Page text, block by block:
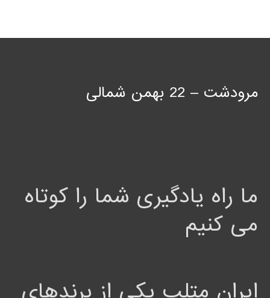
مرودشت – 22 بهمن شمالی
ما راه یادگیری شما را کوتاه
می کنیم